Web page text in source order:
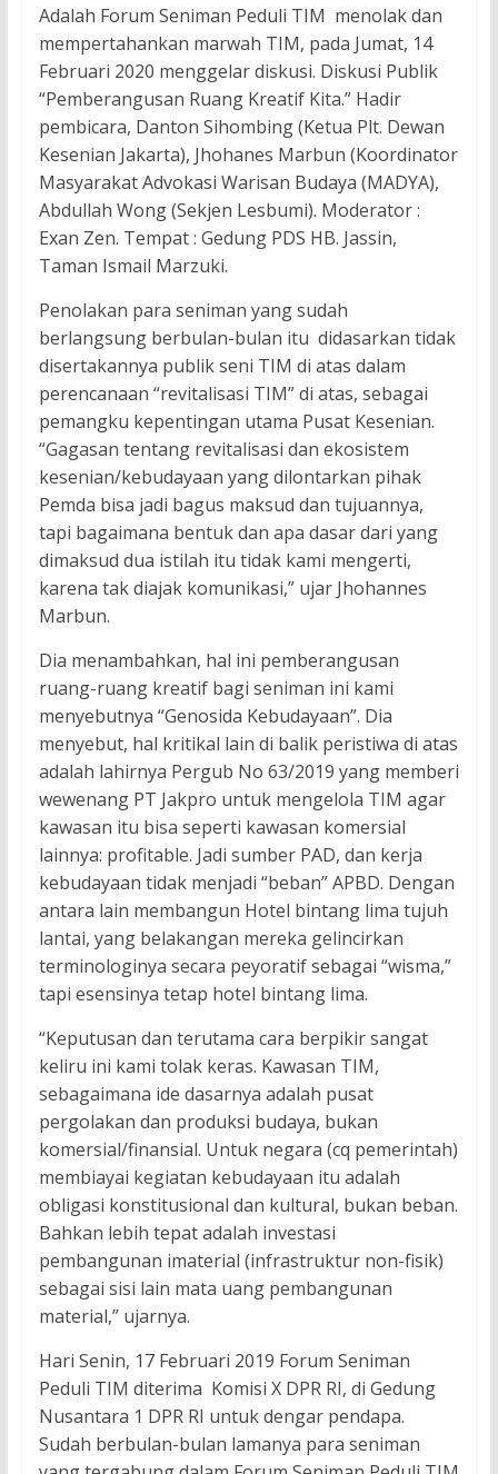
Adalah Forum Seniman Peduli TIM menolak dan
mempertahankan marwah TIM, pada Jumat, 14
Februari 2020 menggelar diskusi. Diskusi Publik
“Pemberangusan Ruang Kreatif Kita.” Hadir
pembicara, Danton Sihombing (Ketua Plt. Dewan
Kesenian Jakarta), Jhohanes Marbun (Koordinator
Masyarakat Advokasi Warisan Budaya (MADYA),
Abdullah Wong (Sekjen Lesbumi). Moderator :
Exan Zen. Tempat : Gedung PDS HB. Jassin,
Taman Ismail Marzuki.
Penolakan para seniman yang sudah
berlangsung berbulan-bulan itu didasarkan tidak
disertakannya publik seni TIM di atas dalam
perencanaan “revitalisasi TIM” di atas, sebagai
pemangku kepentingan utama Pusat Kesenian.
“Gagasan tentang revitalisasi dan ekosistem
kesenian/kebudayaan yang dilontarkan pihak
Pemda bisa jadi bagus maksud dan tujuannya,
tapi bagaimana bentuk dan apa dasar dari yang
dimaksud dua istilah itu tidak kami mengerti,
karena tak diajak komunikasi,” ujar Jhohannes
Marbun.
Dia menambahkan, hal ini pemberangusan
ruang-ruang kreatif bagi seniman ini kami
menyebutnya “Genosida Kebudayaan”. Dia
menyebut, hal kritikal lain di balik peristiwa di atas
adalah lahirnya Pergub No 63/2019 yang memberi
wewenang PT Jakpro untuk mengelola TIM agar
kawasan itu bisa seperti kawasan komersial
lainnya: profitable. Jadi sumber PAD, dan kerja
kebudayaan tidak menjadi “beban” APBD. Dengan
antara lain membangun Hotel bintang lima tujuh
lantai, yang belakangan mereka gelincirkan
terminologinya secara peyoratif sebagai “wisma,”
tapi esensinya tetap hotel bintang lima.
“Keputusan dan terutama cara berpikir sangat
keliru ini kami tolak keras. Kawasan TIM,
sebagaimana ide dasarnya adalah pusat
pergolakan dan produksi budaya, bukan
komersial/finansial. Untuk negara (cq pemerintah)
membiayai kegiatan kebudayaan itu adalah
obligasi konstitusional dan kultural, bukan beban.
Bahkan lebih tepat adalah investasi
pembangunan imaterial (infrastruktur non-fisik)
sebagai sisi lain mata uang pembangunan
material,” ujarnya.
Hari Senin, 17 Februari 2019 Forum Seniman
Peduli TIM diterima Komisi X DPR RI, di Gedung
Nusantara 1 DPR RI untuk dengar pendapa.
Sudah berbulan-bulan lamanya para seniman